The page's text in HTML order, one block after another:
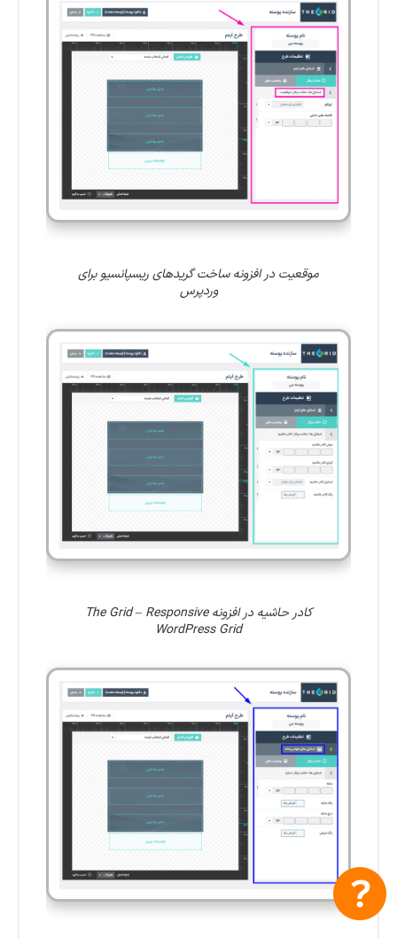
موقعیت در افزونه ساخت گریدهای ریسپانسیو برای
وردپرس
کادر حاشیه در افزونه The Grid – Responsive
WordPress Grid